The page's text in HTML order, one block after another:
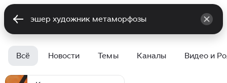
Всё Новости Темы Каналы Видео и